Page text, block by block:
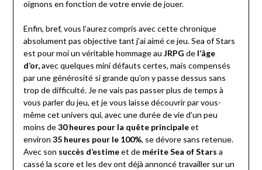
oignons en fonction de votre envie de jouer.
Enfin, bref, vous l’aurez compris avec cette chronique
absolument pas objective tant j’ai aimé ce jeu. Sea of Stars
est pour moi un véritable hommage au JRPG de l’âge
d’or,avec quelques mini défauts certes, mais compensés
par une générosité si grande qu’on y passe dessus sans
trop de difficulté. Je ne vais pas passer plus de temps à
vous parler du jeu, et je vous laisse découvrir par vous-
même cet univers qui, avec une durée de vie d’un peu
moins de30 heures pour la quête principaleet
environ 35 heures pour le 100%, se dévore sans retenue.
Avec son succès d’estimeet de mérite Sea of Stars a
cassé la score et les dev ont déjà annoncé travailler sur un